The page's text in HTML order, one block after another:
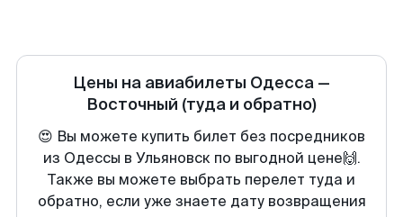
Цены на авиабилеты Одесса —
Восточный (туда и обратно)
😍 Вы можете купить билет без посредников
из Одессы в Ульяновск по выгодной цене🙌.
Также вы можете выбрать перелет туда и
обратно, если уже знаете дату возвращения